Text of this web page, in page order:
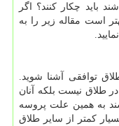
باید چکار کنند؟ اگر
است مقاله زیر را به
توافقی آشنا شوید.
طلاق نیست بلکه آنان
به همین علت پروسه
کمتر از سایر طلاق